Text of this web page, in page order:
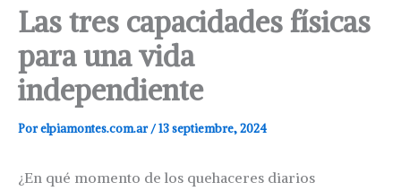
Las tres capacidades físicas
para una vida
independiente
Porelpiamontes.com.ar/13 septiembre, 2024
¿En qué momento de los quehaceres diarios